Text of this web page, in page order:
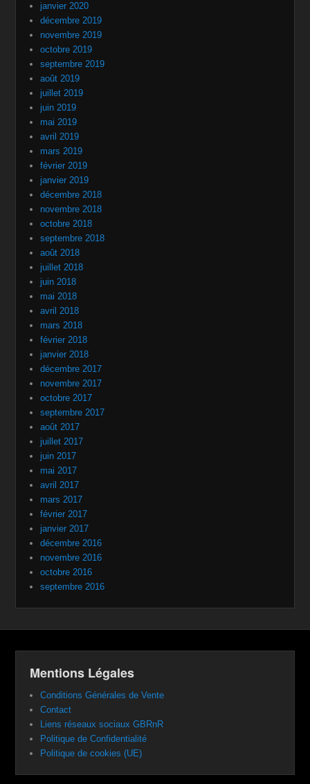
janvier 2020
décembre 2019
novembre 2019
octobre 2019
septembre 2019
août 2019
juillet 2019
juin 2019
mai 2019
avril 2019
mars 2019
février 2019
janvier 2019
décembre 2018
novembre 2018
octobre 2018
septembre 2018
août 2018
juillet 2018
juin 2018
mai 2018
avril 2018
mars 2018
février 2018
janvier 2018
décembre 2017
novembre 2017
octobre 2017
septembre 2017
août 2017
juillet 2017
juin 2017
mai 2017
avril 2017
mars 2017
février 2017
janvier 2017
décembre 2016
novembre 2016
octobre 2016
septembre 2016
Mentions Légales
Conditions Générales de Vente
Contact
Liens réseaux sociaux GBRnR
Politique de Confidentialité
Politique de cookies (UE)